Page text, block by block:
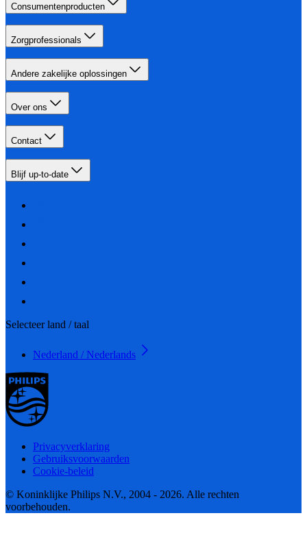
Consumentenproducten
Zorgprofessionals
Andere zakelijke oplossingen
Over ons
Contact
Blijf up-to-date
Selecteer land / taal
Nederland / Nederlands
Privacyverklaring
Gebruiksvoorwaarden
Cookie-beleid
© Koninklijke Philips N.V., 2004 - 2026. Alle rechten
voorbehouden.